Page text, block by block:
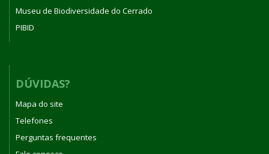
Museu de Biodiversidade do Cerrado
PIBID
DÚVIDAS?
Mapa do site
Telefones
Perguntas frequentes